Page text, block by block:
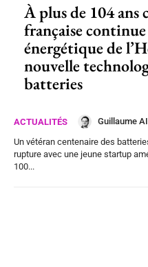
À plus de 104 ans
française
énergétique de
nouvelle
batteries
ACTUALITÉS Guillaume
Un vétéran centenaire des
rupture avec une jeune startup américaine. Le 3 août
100...